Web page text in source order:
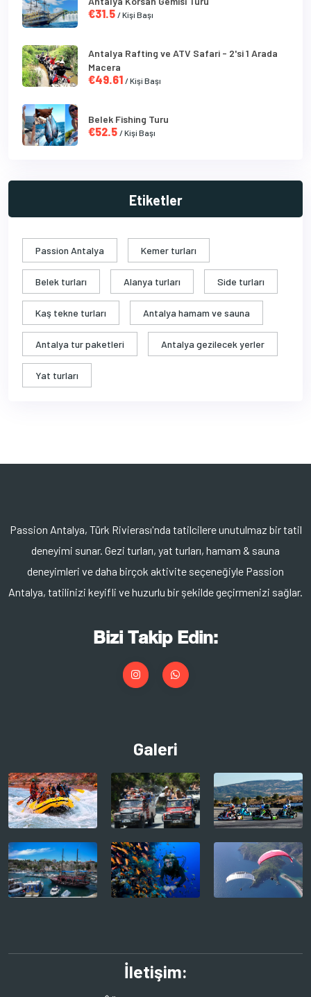
€31.5 / Kişi Başı
Antalya Rafting ve ATV Safari - 2'si 1 Arada
Macera
€49.61 / Kişi Başı
Belek Fishing Turu
€52.5 / Kişi Başı
Etiketler
Passion Antalya Kemer turları
Belek turları Alanya turları Side turları
Kaş tekne turları Antalya hamam ve sauna
Antalya tur paketleri Antalya gezilecek yerler
Yat turları
Passion Antalya, Türk Rivierası'nda tatilcilere unutulmaz bir tatil
deneyimi sunar. Gezi turları, yat turları, hamam & sauna
deneyimleri ve daha birçok aktivite seçeneğiyle Passion
Antalya, tatilinizi keyifli ve huzurlu bir şekilde geçirmenizi sağlar.
Bizi Takip Edin:
Galeri
İletişim: